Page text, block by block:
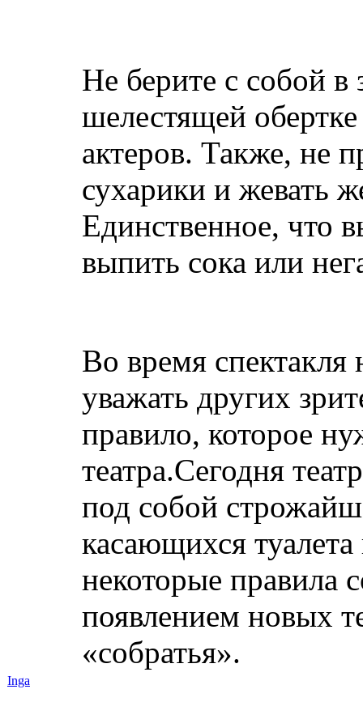
Inga
Не берите с собой
шелестящей
актеров. Также, не
сухарики и жевать
Единственное, что
выпить сока или
Во время
уважать других
правило, которое
театра.Сегодня
под собой
касающихся туалета
некоторые правила
появлением новых
«собратья».